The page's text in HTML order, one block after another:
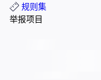
规则集
举报项目